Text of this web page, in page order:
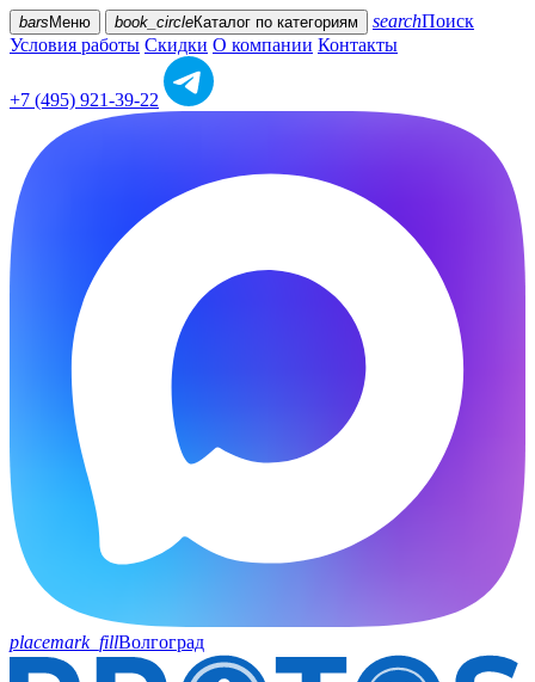
bars Меню book_circleКаталог по категориям searchПоиск
Условия работы Скидки О компании Контакты
+7 (495) 921-39-22
placemark_fillВолгоград